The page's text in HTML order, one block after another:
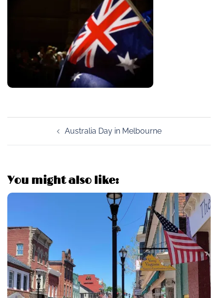
navigation
Australia Day in Melbourne
You might also like: